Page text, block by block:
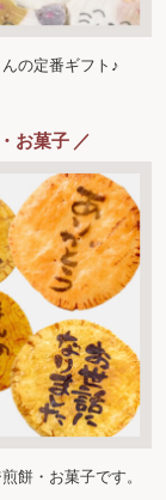
の定番ギフト♪
お菓子 ／
餅・お菓子です。